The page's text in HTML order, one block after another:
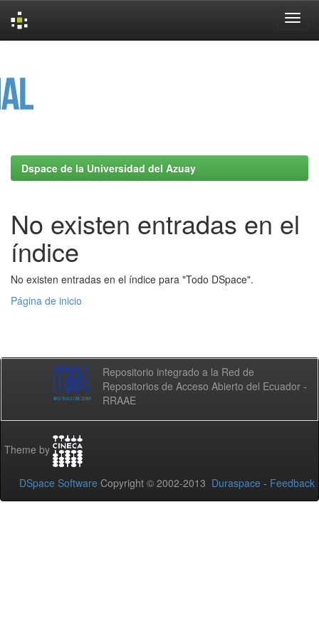
Dspace de la Universidad del Azuay
No existen entradas en el
índice
No existen entradas en el índice para "Todo DSpace".
Página de inicio
Repositorio integrado a la Red de
Repositorios de Acceso Abierto del Ecuador -
RRAAE
Theme by
DSpace Software Copyright © 2002-2013 Duraspace - Feedback